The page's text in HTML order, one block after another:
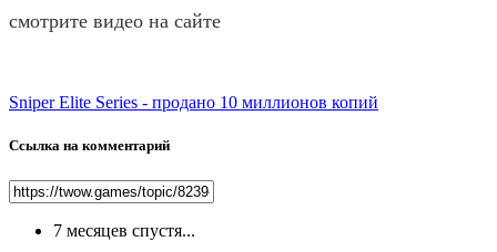
смотрите видео на сайте
Sniper Elite Series - продано 10 миллионов копий
Ссылка на комментарий
7 месяцев спустя...